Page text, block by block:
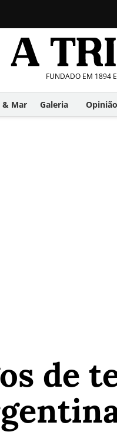
FUNDADO EM 1894
& Mar Galeria Opinião
de